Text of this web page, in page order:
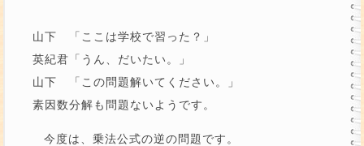
山下 「ここは学校で習った？」
英紀君「うん、だいたい。」
山下 「この問題解いてください。」
素因数分解も問題ないようです。
今度は、乗法公式の逆の問題です。